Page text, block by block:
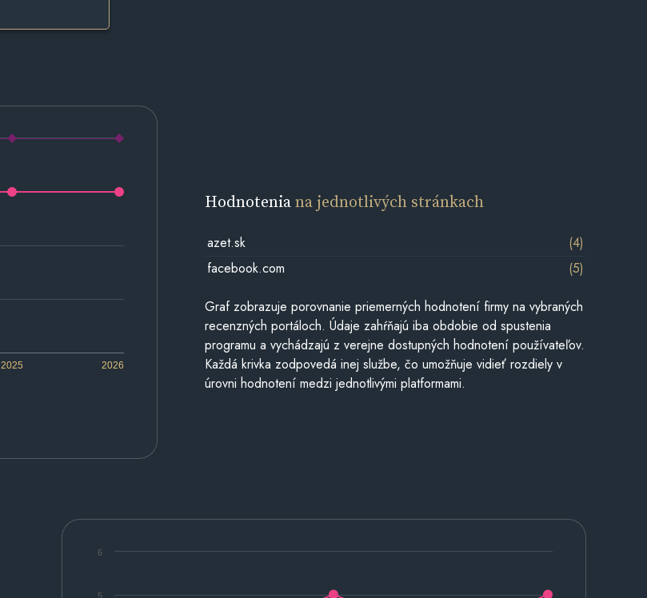
2025 2026
Hodnoteniana jednotlivých stránkach
azet.sk
(4)
facebook.com
(5)
Graf zobrazuje porovnanie priemerných hodnotení firmy na vybraných
recenzných portáloch. Údaje zahŕňajú iba obdobie od spustenia
programu a vychádzajú z verejne dostupných hodnotení používateľov.
Každá krivka zodpovedá inej službe, čo umožňuje vidieť rozdiely v
úrovni hodnotení medzi jednotlivými platformami.
5
6